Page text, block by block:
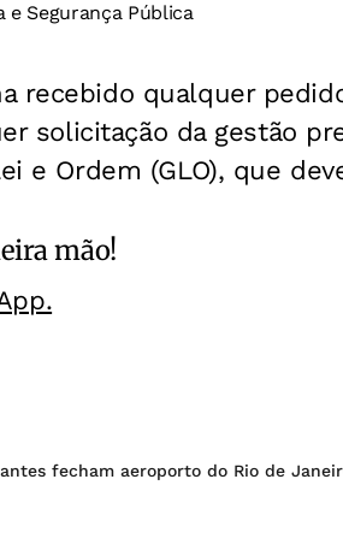
Segurança Pública
recebido qualquer
solicitação da gestão
e Ordem (GLO), que
mão!
fecham aeroporto do Rio de